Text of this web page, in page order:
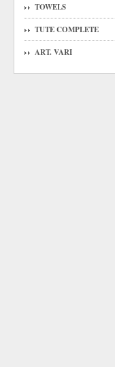
TOWELS
TUTE COMPLETE
ART. VARI